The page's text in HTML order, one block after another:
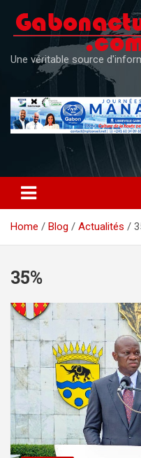
content
Une véritable source
Home Blog Actualités
35%